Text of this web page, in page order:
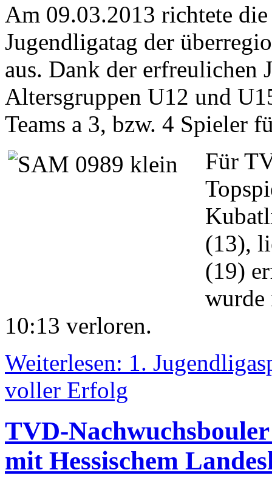
Am 09.03.2013 richtete
Jugendligatag der
aus. Dank der erfreulichen
Altersgruppen U12 und
Teams a 3, bzw. 4 Spieler
Für
(13),
(19)
wurde
10:13 verloren.
Weiterlesen: 1.
voller Erfolg
TVD-
mit Hessischem